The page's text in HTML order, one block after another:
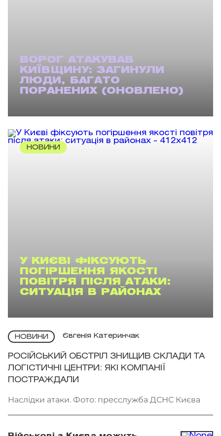
ВОРОГ АТАКУВАВ
КИЇВЩИНУ: ЗАГИНУЛИ
ЛЮДИ, БАГАТО
ПОРАНЕНИХ (ОНОВЛЕНО)
НОВИНИ
У КИЄВІ ФІКСУЮТЬ
ПОГІРШЕННЯ ЯКОСТІ
ПОВІТРЯ ПІСЛЯ АТАКИ:
СИТУАЦІЯ В РАЙОНАХ
НОВИНИ Євгенія Катеринчак
РОСІЙСЬКИЙ ОБСТРІЛ ЗНИЩИВ СКЛАДИ ТА
ЛОГІСТИЧНІ ЦЕНТРИ: ЯКІ КОМПАНІЇ
ПОСТРАЖДАЛИ
Наслідки атаки. Фото: пресслужба ДСНС Києва